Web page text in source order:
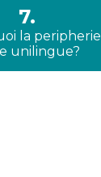
7.
la peripherie
unilingue?